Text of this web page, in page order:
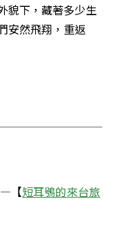
貌下，藏著多少生
安然飛翔，重返
—【短耳鴞的來台旅